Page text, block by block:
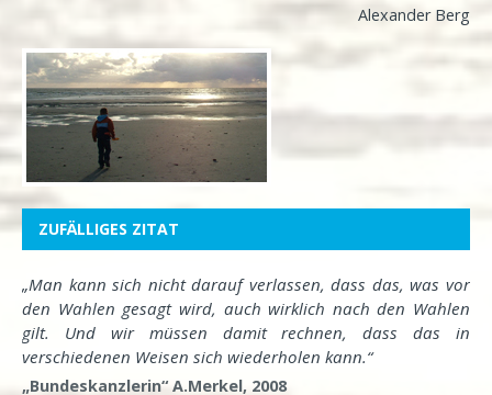
Alexander Berg
ZUFÄLLIGES ZITAT
„Man kann sich nicht darauf verlassen, dass das, was vor
den Wahlen gesagt wird, auch wirklich nach den Wahlen
gilt. Und wir müssen damit rechnen, dass das in
verschiedenen Weisen sich wiederholen kann.“
„Bundeskanzlerin“ A.Merkel, 2008